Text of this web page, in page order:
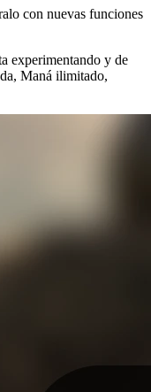
con nuevas funciones
experimentando y de
Maná ilimitado,